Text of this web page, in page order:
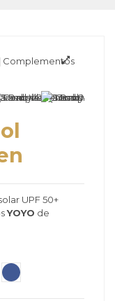
UPF 50+
YOYO de
Navy Blue